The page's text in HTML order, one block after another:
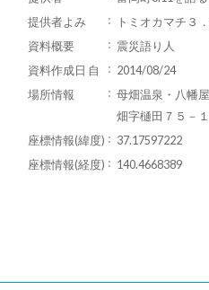
提供者よみ
トミオカマチ３
資料概要
震災語り人
資料作成日 自
2014/08/24
場所情報
母畑温泉・八幡
畑字樋田７５－１
座標情報(緯度)
37.17597222
座標情報(経度)
140.4668389